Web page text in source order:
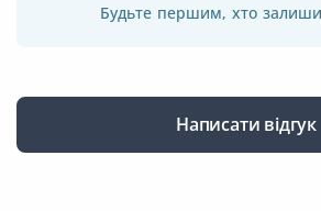
Будьте першим, хто
Написати відгук